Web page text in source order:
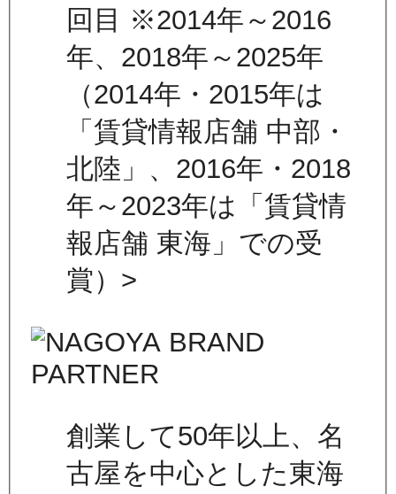
回目 ※2014年～2016
年、2018年～2025年
（2014年・2015年は
「賃貸情報店舗 中部・
北陸」、2016年・2018
年～2023年は「賃貸情
報店舗 東海」での受
賞）>
創業して50年以上、名
古屋を中心とした東海